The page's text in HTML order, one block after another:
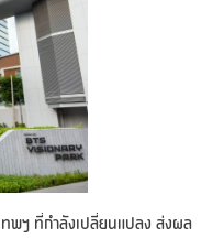
ทพฯ ที่กำลังเปลี่ยนแปลง ส่งผล